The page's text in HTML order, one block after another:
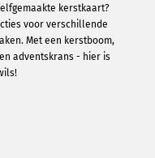
kerstkaart?
voor verschillende
Met een kerstboom,
adventskrans - hier is